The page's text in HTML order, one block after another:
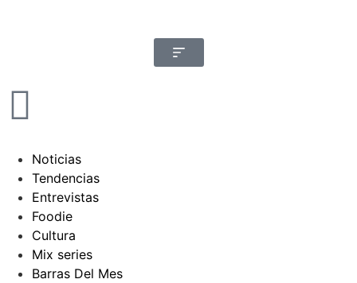
Noticias
Tendencias
Entrevistas
Foodie
Cultura
Mix series
Barras Del Mes